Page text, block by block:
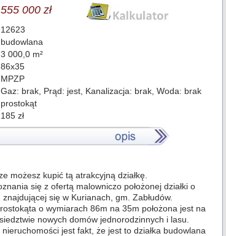
555 000 zł
12623
budowlana
3 000,0 m²
86x35
MPZP
Gaz: brak, Prąd: jest, Kanalizacja: brak, Woda: brak
prostokąt
185 zł
możesz kupić tą atrakcyjną działkę.
się z ofertą malowniczo położonej działki o
się w Kurianach, gm. Zabłudów.
o wymiarach 86m na 35m położona jest na
nowych domów jednorodzinnych i lasu.
jest fakt, że jest to działka budowlana